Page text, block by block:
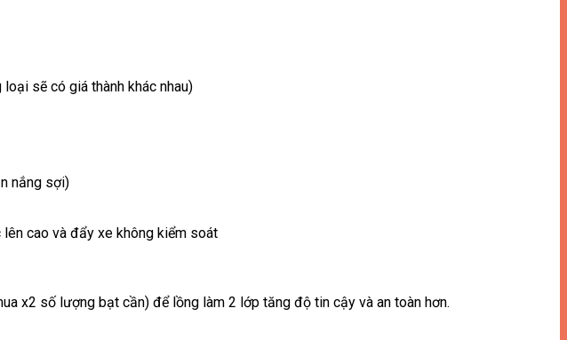
sẽ có giá thành khác nhau)
nắng sợi)
cao và đẩy xe không kiểm soát
x2 số lượng bạt cần) để lồng làm 2 lớp tăng độ tin cậy và an toàn hơn.